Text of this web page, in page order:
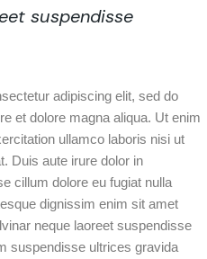
suspendisse
adipiscing elit, sed do
et dolore magna aliqua. Ut enim
ullamco laboris nisi ut
Duis aute irure dolor in
cillum dolore eu fugiat nulla
dignissim enim sit amet
neque laoreet suspendisse
suspendisse ultrices gravida